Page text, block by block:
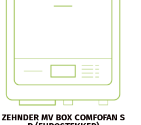
ZEHNDER MV BOX COMFOFAN S